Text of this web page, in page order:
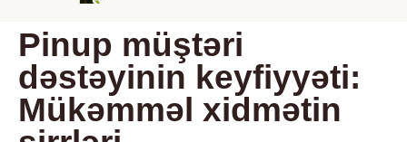
Pinup müştəri
dəstəyinin keyfiyyəti:
Mükəmməl xidmətin